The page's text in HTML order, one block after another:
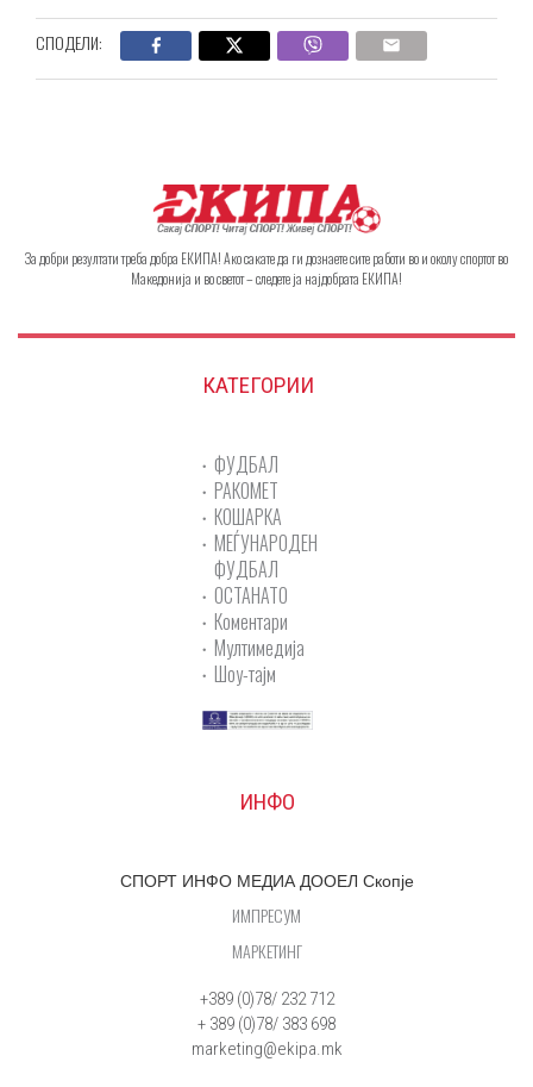
СПОДЕЛИ:
За добри резултати треба добра ЕКИПА! Ако сакате да ги дознаете сите работи во и околу спортот во
Македонија и во светот – следете ја најдобрата ЕКИПА!
КАТЕГОРИИ
ФУДБАЛ
РАКОМЕТ
КОШАРКА
МЕЃУНАРОДЕН
ФУДБАЛ
ОСТАНАТО
Коментари
Мултимедија
Шоу-тајм
ИНФО
СПОРТ ИНФО МЕДИА ДООЕЛ Скопје
ИМПРЕСУМ
МАРКЕТИНГ
+389 (0)78/ 232 712
+ 389 (0)78/ 383 698
marketing@ekipa.mk